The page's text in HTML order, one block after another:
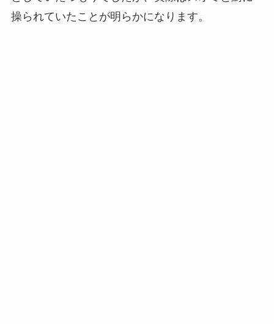
操られていたことが明らかになります。